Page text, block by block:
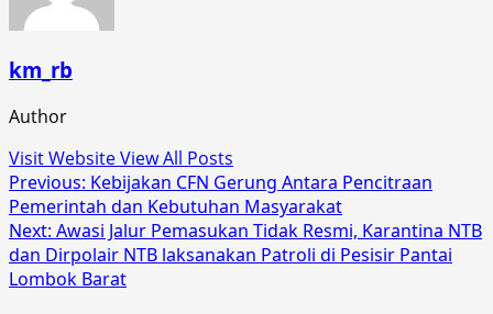
km_rb
Author
Visit WebsiteView All Posts
Post
navigation
Previous: Kebijakan CFN Gerung Antara Pencitraan
Pemerintah dan Kebutuhan Masyarakat
Next: Awasi Jalur Pemasukan Tidak Resmi, Karantina NTB
dan Dirpolair NTB laksanakan Patroli di Pesisir Pantai
Lombok Barat